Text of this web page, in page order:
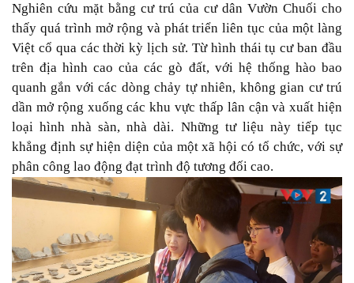
Nghiên cứu mặt bằng cư trú của cư dân Vườn Chuối cho
thấy quá trình mở rộng và phát triển liên tục của một làng
Việt cổ qua các thời kỳ lịch sử. Từ hình thái tụ cư ban đầu
trên địa hình cao của các gò đất, với hệ thống hào bao
quanh gắn với các dòng chảy tự nhiên, không gian cư trú
dần mở rộng xuống các khu vực thấp lân cận và xuất hiện
loại hình nhà sàn, nhà dài. Những tư liệu này tiếp tục
khẳng định sự hiện diện của một xã hội có tổ chức, với sự
phân công lao động đạt trình độ tương đối cao.